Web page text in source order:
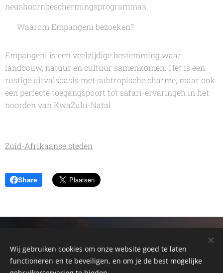
neushoornbeschermingsprogramma's.
🌟 Waarom Empangeni bezoeken?
Empangeni is een veelzijdige bestemming waar
landbouw, natuur en cultuur samenkomen. Het is een
rustige uitvalsbasis met subtropische charme, maar ook
een perfecte toegangspoort tot safari-ervaringen in het
noorden van KwaZulu-Natal.
Zuid-Afrikaanse steden
Share
Cebeon - Zuid -Afrika Reizen - 33 Kohlerstreet
Montagu 6720 - Western Cape - South Africa
Wij gebruiken cookies om onze website goed te laten
functioneren en te beveiligen, en om je de best mogelijke